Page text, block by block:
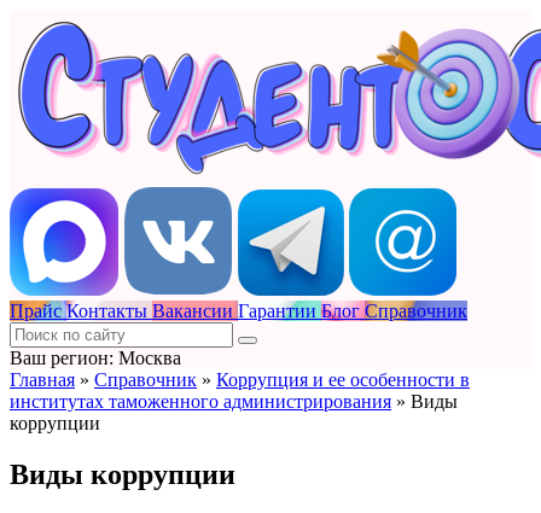
Прайс Контакты Вакансии Гарантии Блог Справочник
Ваш регион: Москва
Главная » Справочник » Коррупция и ее особенности в
институтах таможенного администрирования » Виды
коррупции
Виды коррупции